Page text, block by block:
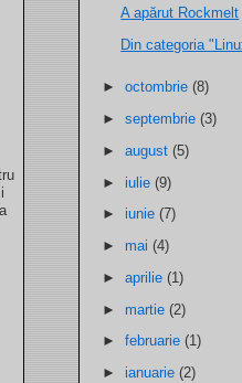
A apărut Rockmelt
Din categoria
►octombrie(8)
►septembrie(3)
►august(5)
►iulie(9)
►iunie(7)
►mai(4)
►aprilie(1)
►martie(2)
►februarie(1)
►ianuarie(2)